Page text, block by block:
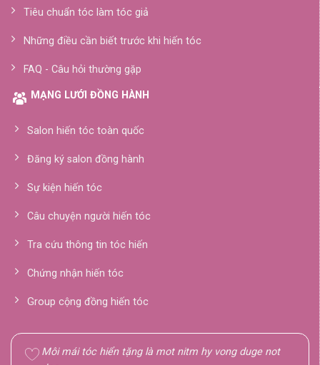
Tiêu chuẩn tóc làm tóc giả
Những điều cần biết trước khi hiến tóc
FAQ - Câu hỏi thường gặp
MẠNG LƯỚI ĐỒNG HÀNH
Salon hiến tóc toàn quốc
Đăng ký salon đồng hành
Sự kiện hiến tóc
Câu chuyện người hiến tóc
Tra cứu thông tin tóc hiến
Chứng nhận hiến tóc
Group cộng đồng hiến tóc
Môi mái tóc hiển tặng là mot nitm hy vong duge not